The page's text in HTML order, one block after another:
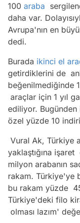
100 araba
daha var.
Avrupa'nın en
dedi.
Burada ikinci el
getirdiklerini de
beğenilmediğinde
araçlar için 1 yıl
ediliyor. Bugünden
özel yüzde 10
Vural Ak, Türkiye
yaklaştığına
milyon arabanın
rakam. Türkiye'ye
bu rakam yüzde
Türkiye'deki filo
olması lazım'